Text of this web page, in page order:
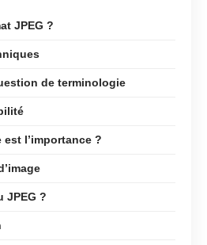
JPEG ?
de terminologie
l’importance ?
JPEG ?